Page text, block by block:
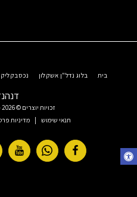
זכויות יוצרים © 2026 כל הזכויות שמורות
תנאי שימוש | מדיניות
בית בלוג נדל"ן אשקלון נכסבקליק